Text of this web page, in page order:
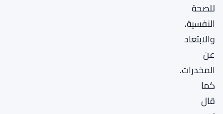
للصحة
النفسية،
والابتعاد
عن
المخدرات.
كما
قال